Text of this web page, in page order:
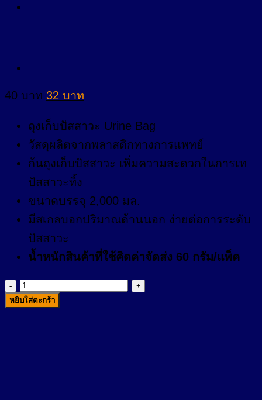
40บาท Original
was:
32 บาท
ถุงเก็บปัสสาวะ Urine Bag
วัสดุผลิตจากพลาสติกทางการแพทย์
ก้นถุงเก็บปัสสาวะ เพิ่มความสะดวกในการเท
ปัสสาวะทิ้ง
ขนาดบรรจุ 2,000 มล.
มีสเกลบอกปริมาณด้านนอก ง่ายต่อการระดับ
ปัสสาวะ
น้ำหนักสินค้าที่ใช้คิดค่าจัดส่ง 60 กรัม/แพ็ค
จำนวน
Urine
หยิบใส่ตะกร้า